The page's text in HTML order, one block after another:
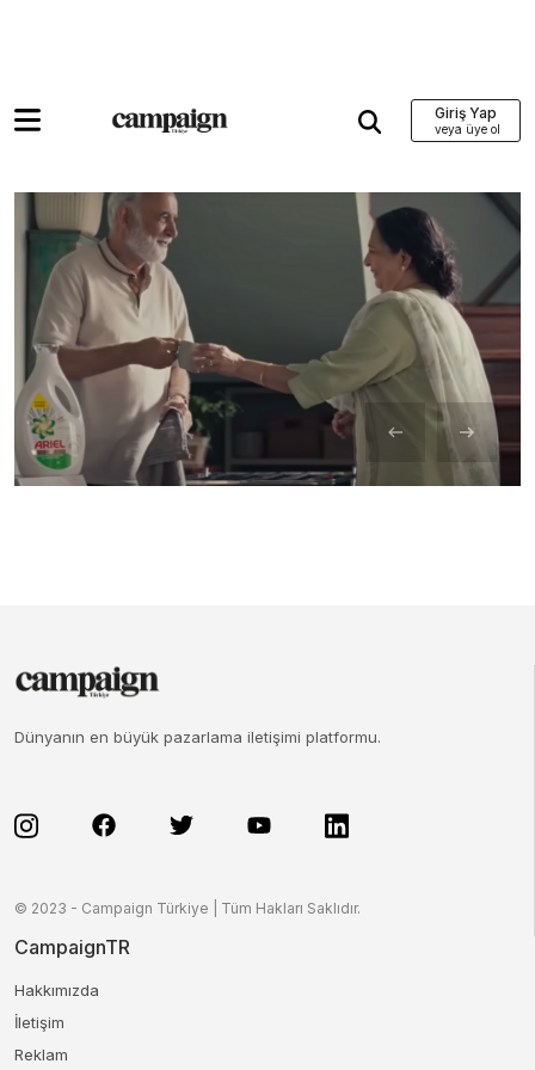
Giriş Yap
Dünyanın en büyük pazarlama iletişimi platformu.
© 2023 - Campaign Türkiye | Tüm Hakları Saklıdır.
CampaignTR
Hakkımızda
İletişim
Reklam